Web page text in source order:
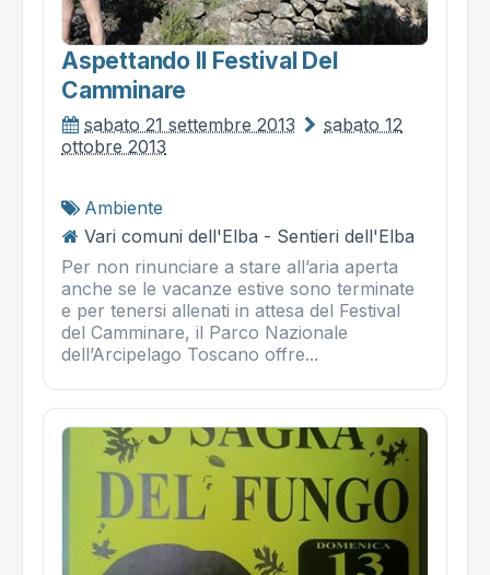
Aspettando Il Festival Del
Camminare
sabato 21 settembre 2013
sabato 12
ottobre 2013
Ambiente
Vari comuni dell'Elba - Sentieri dell'Elba
Per non rinunciare a stare all’aria aperta
anche se le vacanze estive sono terminate
e per tenersi allenati in attesa del Festival
del Camminare, il Parco Nazionale
dell’Arcipelago Toscano offre...